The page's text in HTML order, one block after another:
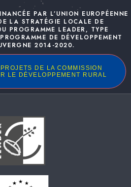
PAR L’UNION EUROPÉENNE
LA STRATÉGIE LOCALE DE
PROGRAMME LEADER, TYPE
DE DÉVELOPPEMENT
2014-2020.
DE LA COMMISSION
LE DÉVELOPPEMENT RURAL